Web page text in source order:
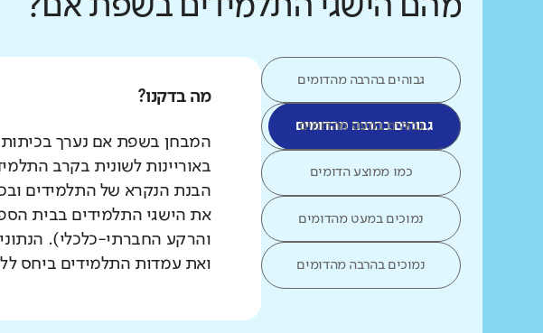
מהם הישגי התלמידים בשפת אם?
גבוהים בהרבה מהדומים
גבוהים בהרבה מהדומים
גבוהים במעט מהדומים
כמו ממוצע הדומים
נמוכים במעט מהדומים
נמוכים בהרבה מהדומים
מה בדקנו?
המבחן בשפת אם נערך
באוריינות לשונית בקרב
הבנת הנקרא של התלמידים
את הישגי התלמידים בבית
והרקע החברתי-כלכלי).
ואת עמדות התלמידים ביחס